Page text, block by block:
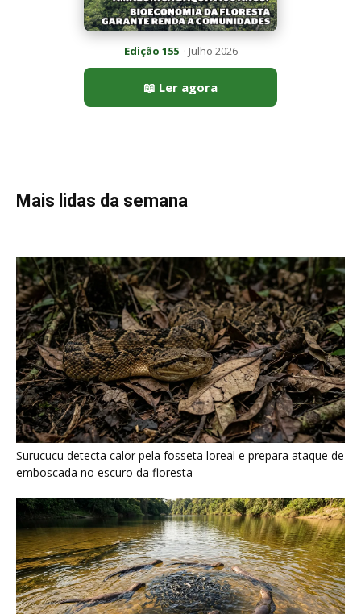
Edição 155· Julho 2026
📖 Ler agora
Mais lidas da semana
Surucucu detecta calor pela fosseta loreal e prepara ataque de
emboscada no escuro da floresta